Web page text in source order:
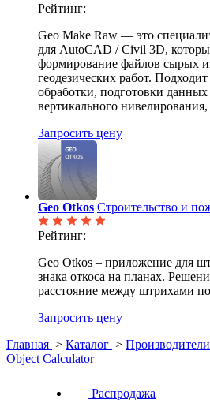
Рейтинг:
Geo Make Raw — это
для AutoCAD / Civil 3D,
формирование файлов сырых
геодезических работ.
обработки, подготовки данных
вертикального
Запросить цену
Geo Otkos Строительство и
Рейтинг:
Geo Otkos – приложение для
знака откоса на планах.
расстояние между штрихами
Запросить цену
Главная > Каталог > Производители
Object Calculator
Распродажа